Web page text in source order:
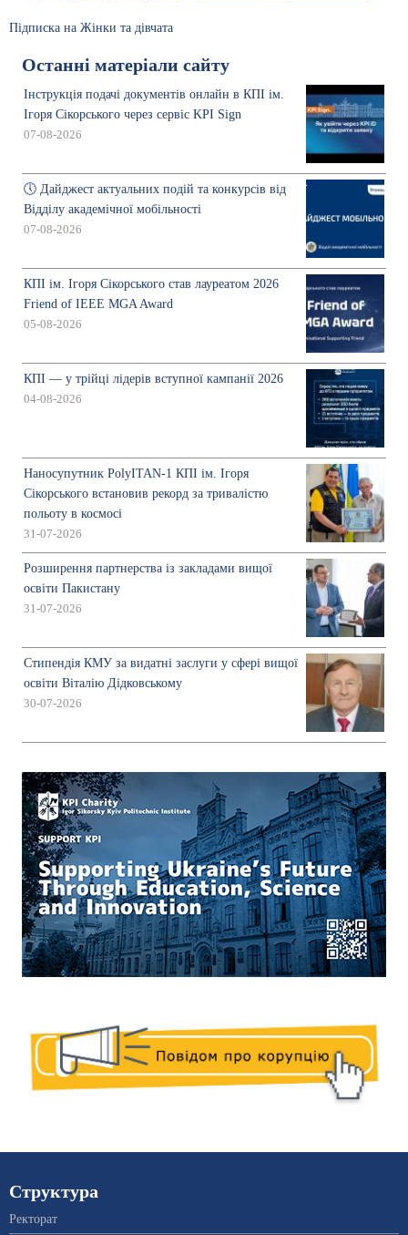
Підписка на Жінки та дівчата
Останні матеріали сайту
Інструкція подачі документів онлайн в КПІ ім.
Ігоря Сікорського через сервіс KPI Sign
07-08-2026
🕔 Дайджест актуальних подій та конкурсів від
Відділу академічної мобільності
07-08-2026
КПІ ім. Ігоря Сікорського став лауреатом 2026
Friend of IEEE MGA Award
05-08-2026
КПІ — у трійці лідерів вступної кампанії 2026
04-08-2026
Наносупутник PolyITAN-1 КПІ ім. Ігоря
Сікорського встановив рекорд за тривалістю
польоту в космосі
31-07-2026
Розширення партнерства із закладами вищої
освіти Пакистану
31-07-2026
Стипендія КМУ за видатні заслуги у сфері вищої
освіти Віталію Дідковському
30-07-2026
Структура
Ректорат